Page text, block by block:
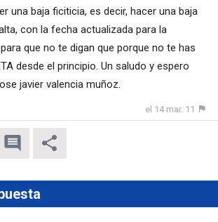
una baja ficiticia, es decir, hacer una baja
con la fecha actualizada para la
que no te digan que porque no te has
desde el principio. Un saludo y espero
javier valencia muñoz.
el 14 mar. 11